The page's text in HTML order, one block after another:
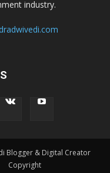
industry.
Blogger & Digital Creator
Copyright